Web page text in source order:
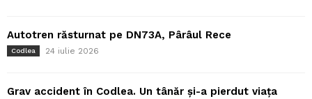
Autotren răsturnat pe DN73A, Pârâul Rece
Codlea 24 iulie 2026
Grav accident în Codlea. Un tânăr și-a pierdut viața